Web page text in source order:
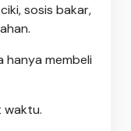
sosis bakar,
hanya membeli
waktu.